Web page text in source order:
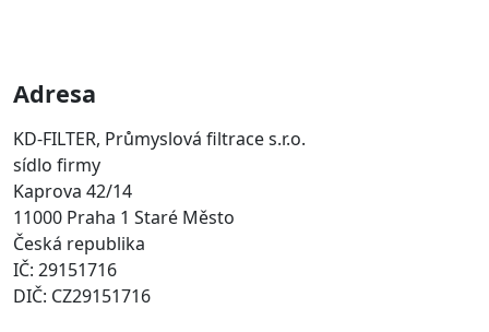
Adresa
KD-FILTER, Průmyslová filtrace s.r.o.
sídlo firmy
Kaprova 42/14
11000 Praha 1 Staré Město
Česká republika
IČ: 29151716
DIČ: CZ29151716